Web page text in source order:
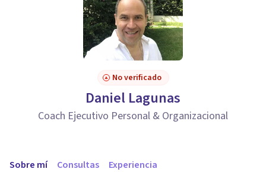
No verificado
Daniel Lagunas
Coach Ejecutivo Personal & Organizacional
Sobre mí Consultas Experiencia